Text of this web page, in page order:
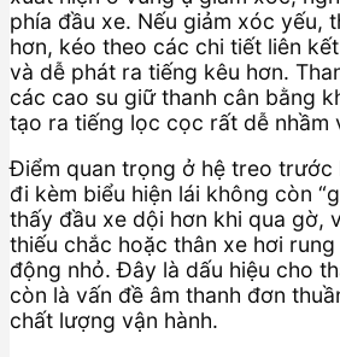
phía đầu xe. Nếu giảm xóc yếu,
hơn, kéo theo các chi tiết liên
và dễ phát ra tiếng kêu hơn.
các cao su giữ thanh cân bằng
tạo ra tiếng lọc cọc rất dễ nhầm
Điểm quan trọng ở hệ treo trước
đi kèm biểu hiện lái không còn
thấy đầu xe dội hơn khi qua gờ,
thiếu chắc hoặc thân xe hơi
động nhỏ. Đây là dấu hiệu cho
còn là vấn đề âm thanh đơn
chất lượng vận hành.